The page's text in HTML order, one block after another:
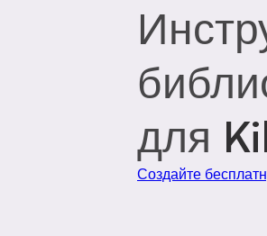
для
Создайте